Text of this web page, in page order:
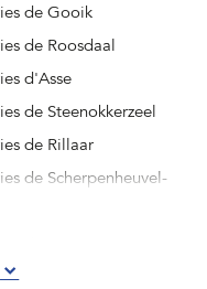
de Gooik
de Roosdaal
d'Asse
de Steenokkerzeel
de Rillaar
de Scherpenheuvel-
d'Hoegaarden